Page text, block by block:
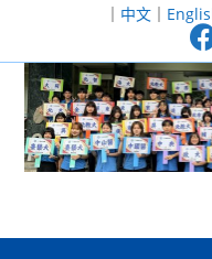
至
｜ 中文｜